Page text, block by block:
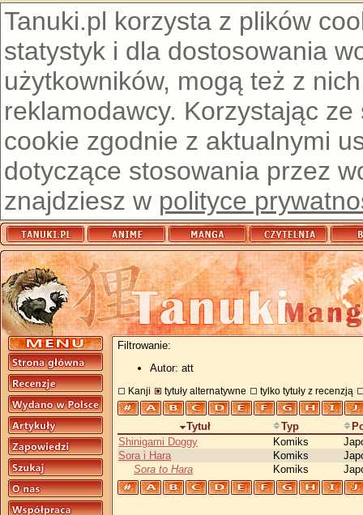
Tanuki.pl korzysta z plików
statystyk i dla dostosowania
użytkowników, mogą też z
reklamodawcy. Korzystając
cookie zgodnie z aktualnymi
dotyczące stosowania przez
znajdziesz w polityce
Filtrowanie:
Autor: att
Kanji tytuły alternatywne tylko tytuły z recenzją
Tytuł Typ
Shinigami Doggy
Komiks
Sora i Hara
Komiks
Sora to Hara
Komiks